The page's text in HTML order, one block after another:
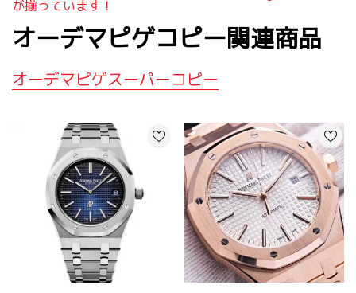
が揃っています！
オーデマピゲコピー関連商品
オーデマピゲスーパーコピー